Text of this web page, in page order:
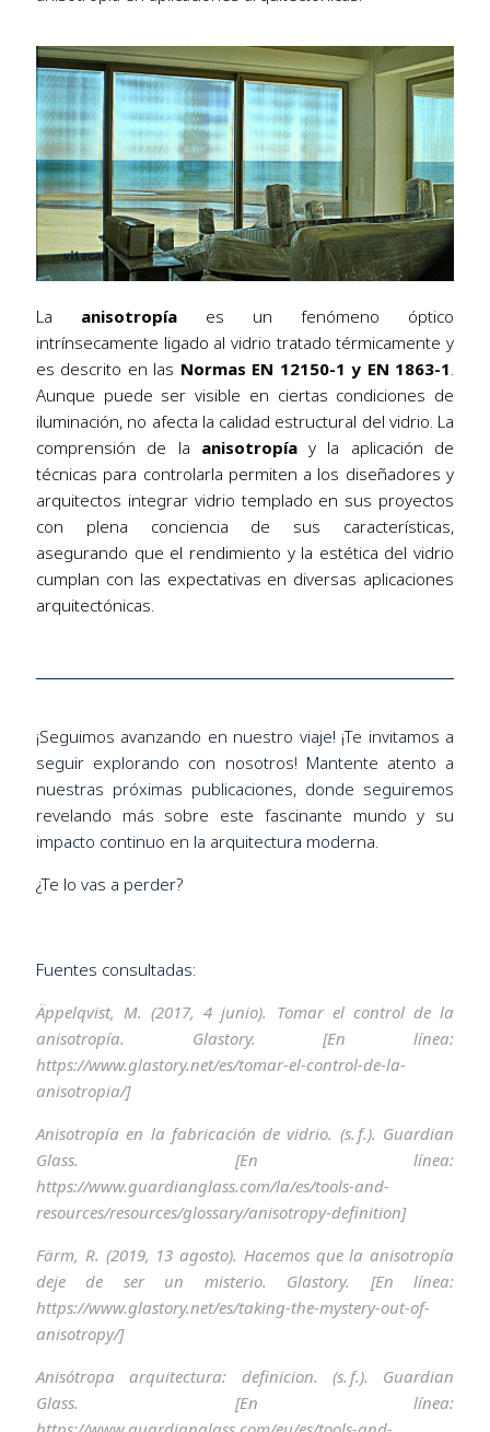
La anisotropía es un fenómeno óptico
intrínsecamente ligado al vidrio tratado térmicamente y
es descrito en las Normas EN 12150-1 y EN 1863-1
Aunque puede ser visible en ciertas condiciones de
iluminación, no afecta la calidad estructural del vidrio. La
comprensión de la anisotropíay la aplicación de
técnicas para controlarla permiten a los diseñadores y
arquitectos integrar vidrio templado en sus proyectos
con plena conciencia de sus características,
asegurando que el rendimiento y la estética del vidrio
cumplan con las expectativas en diversas aplicaciones
arquitectónicas.
¡Seguimos avanzando en nuestro viaje! ¡Te invitamos a
seguir explorando con nosotros! Mantente atento a
nuestras próximas publicaciones, donde seguiremos
revelando más sobre este fascinante mundo y su
impacto continuo en la arquitectura moderna.
¿Te lo vas a perder?
Fuentes consultadas:
Äppelqvist, M. (2017, 4 junio). Tomar el control de la
anisotropía. Glastory. [En línea:
https://www.glastory.net/es/tomar-el-control-de-la-
anisotropia/]
Anisotropía en la fabricación de vidrio. (s. f.). Guardian
Glass. [En línea:
https://www.guardianglass.com/la/es/tools-and-
resources/resources/glossary/anisotropy-definition]
Färm, R. (2019, 13 agosto). Hacemos que la anisotropía
deje de ser un misterio. Glastory. [En línea:
https://www.glastory.net/es/taking-the-mystery-out-of-
anisotropy/]
Anisótropa arquitectura: definicion. (s. f.). Guardian
Glass. [En línea: